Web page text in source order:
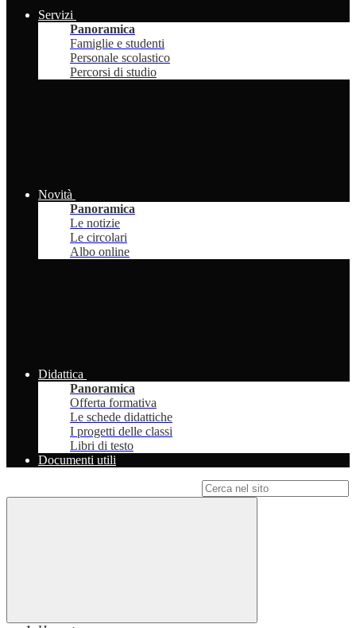
Servizi
Panoramica
Famiglie e studenti
Personale scolastico
Percorsi di studio
Novità
Panoramica
Le notizie
Le circolari
Albo online
Didattica
Panoramica
Offerta formativa
Le schede didattiche
I progetti delle classi
Libri di testo
Documenti utili